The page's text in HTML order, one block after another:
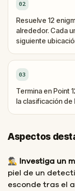
02
Resuelve 12
alrededor. Cada
siguiente
03
Termina en Point
la clasificación de
Aspectos
🕵️‍♂️ Investiga un
piel de un
esconde tras el